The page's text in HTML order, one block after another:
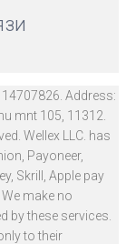
14707826. Address:
mnt 105, 11312.
Wellex LLC. has
Payoneer,
Skrill, Apple pay
make no
by these services.
to their